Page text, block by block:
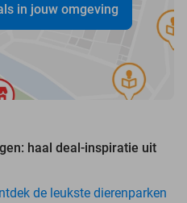
in jouw omgeving
haal deal-inspiratie uit
de leukste dierenparken